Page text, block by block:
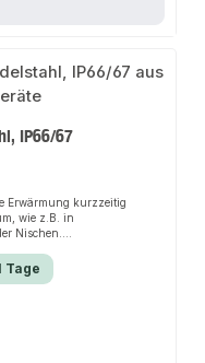
IP66/67
Erwärmung kurzzeitig
wie z.B. in
Nischen.
Installation nicht-
oder von einem
Tage